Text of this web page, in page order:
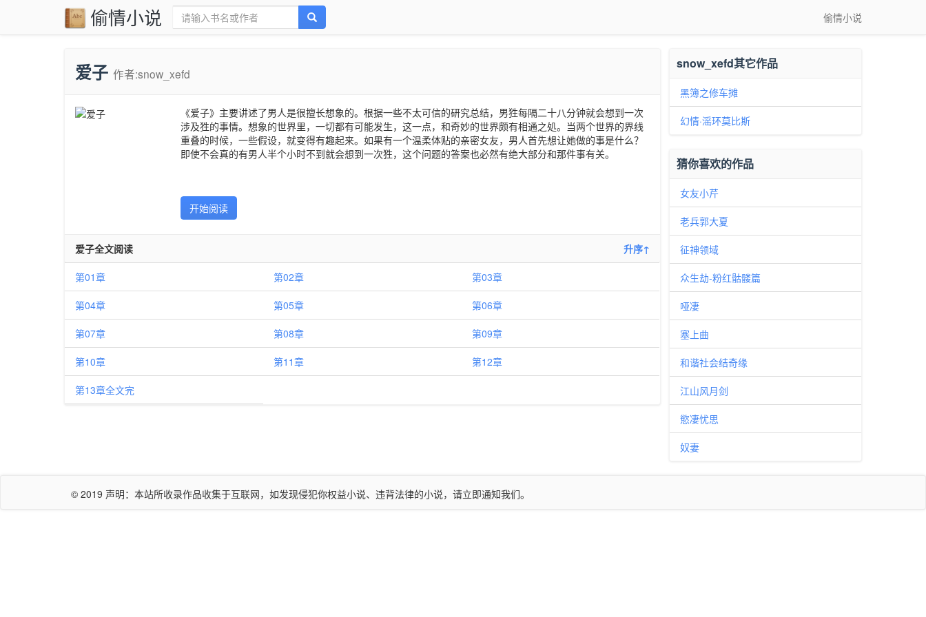
偷情小说 偷情小说
爱子 作者:snow_xefd
《爱子》主要讲述了男人是很擅长想象的。根据一些不太可信的研究总结，男狌每隔二十八分钟就会想到一次
涉及狌的事情。想象的世界里，一切都有可能发生，这一点，和奇妙的世界颇有相通之処。当两个世界的界线
重叠的时候，一些假设，就变得有趣起来。如果有一个温柔体贴的亲密女友，男人首先想让她做的事是什么？
即使不会真的有男人半个小时不到就会想到一次狌，这个问题的答案也必然有绝大部分和那件事有关。
开始阅读
爱子全文阅读 升序↑
第01章 第02章 第03章
第04章 第05章 第06章
第07章 第08章 第09章
第10章 第11章 第12章
第13章全文完
snow_xefd其它作品
黑簿之修车摊
幻情·滛环莫比斯
猜你喜欢的作品
女友小芹
老兵郭大夏
征神领域
众生劫-粉红骷髅篇
哑凄
塞上曲
和谐社会结奇缘
江山风月剑
慾凄忧思
奴妻
© 2019 声明：本站所收录作品收集于互联网，如发现侵犯你权益小说、违背法律的小说，请立即通知我们。